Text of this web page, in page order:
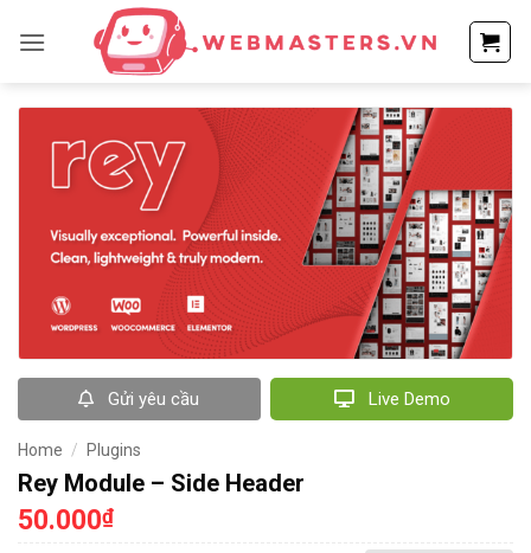
qua
dung
Gửi yêu cầu Live Demo
Home / Plugins
Rey Module – Side Header
50.000₫